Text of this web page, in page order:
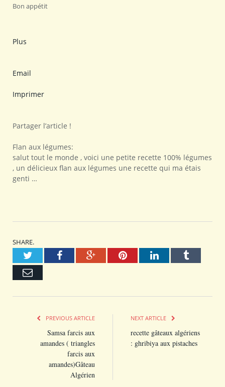
Bon appétit
Plus
Email
Imprimer
Partager l’article !
Flan aux légumes:
salut tout le monde , voici une petite recette 100% légumes
, un délicieux flan aux légumes une recette qui ma étais
genti …
SHARE.
TwitterFacebookGoogle+PinterestLinkedInTumblr
Email
PREVIOUS ARTICLE
Samsa farcis aux
amandes ( triangles
farcis aux
amandes)Gâteau
Algérien
NEXT ARTICLE
recette gâteaux algériens
: ghribiya aux pistaches